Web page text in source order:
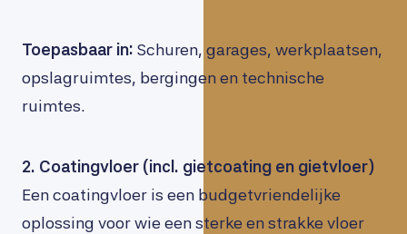
Toepasbaar in: Schuren, garages, werkplaatsen,
opslagruimtes, bergingen en technische
ruimtes.
2. Coatingvloer (incl. gietcoating en gietvloer)
Een coatingvloer is een budgetvriendelijke
oplossing voor wie een sterke en strakke vloer